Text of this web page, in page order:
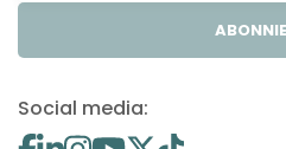
Social media: